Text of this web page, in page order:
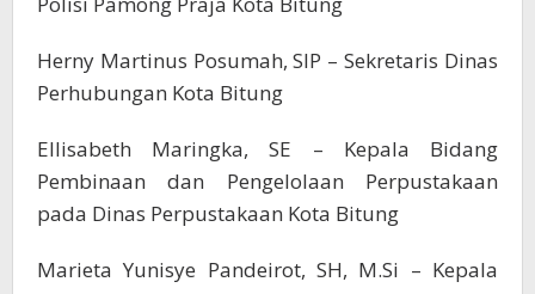
Herny Martinus Posumah, SIP – Sekretaris Dinas
Perhubungan Kota Bitung
Ellisabeth Maringka, SE – Kepala Bidang
Pembinaan dan Pengelolaan Perpustakaan
pada Dinas Perpustakaan Kota Bitung
Marieta Yunisye Pandeirot, SH, M.Si – Kepala